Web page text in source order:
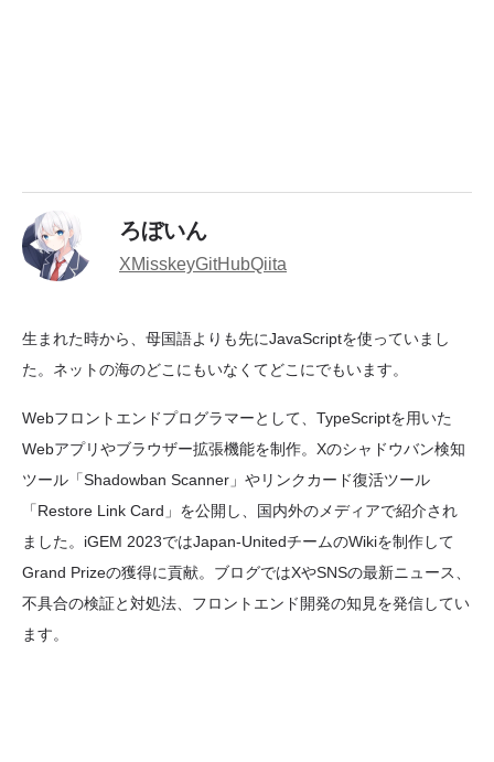
ろぼいん
XMisskeyGitHubQiita
生まれた時から、母国語よりも先にJavaScriptを使っていまし
た。ネットの海のどこにもいなくてどこにでもいます。
Webフロントエンドプログラマーとして、TypeScriptを用いた
Webアプリやブラウザー拡張機能を制作。Xのシャドウバン検知
ツール「Shadowban Scanner」やリンクカード復活ツール
「Restore Link Card」を公開し、国内外のメディアで紹介され
ました。iGEM 2023ではJapan-UnitedチームのWikiを制作して
Grand Prizeの獲得に貢献。ブログではXやSNSの最新ニュース、
不具合の検証と対処法、フロントエンド開発の知見を発信してい
ます。